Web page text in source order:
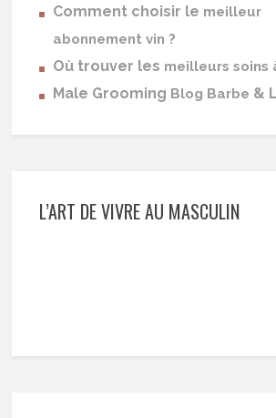
Comment choisir le meilleur
abonnement vin ?
Où trouver les meilleurs soins
Male Grooming Blog Barbe &
L’ART DE VIVRE AU MASCULIN